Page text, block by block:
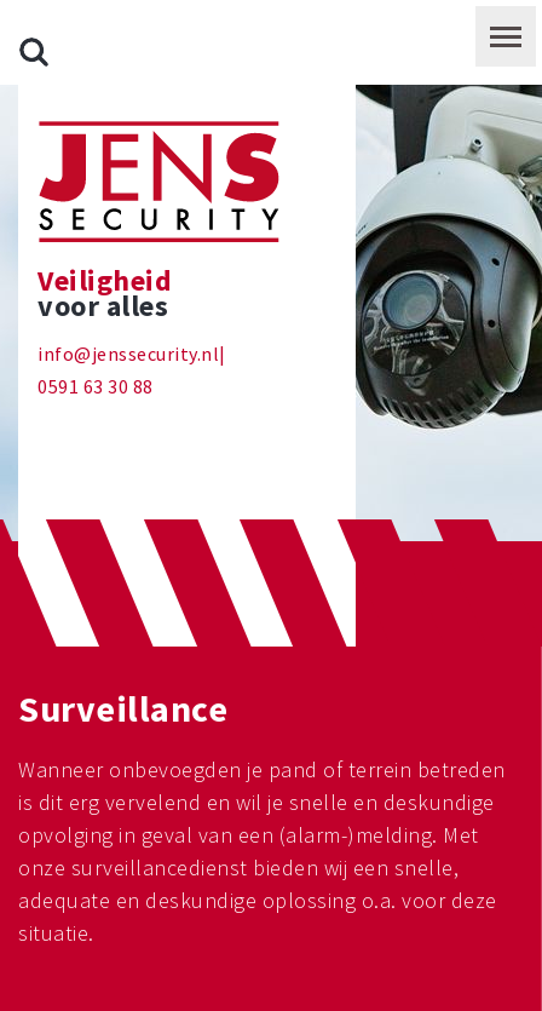
Veiligheid
voor alles
info@jenssecurity.nl|
0591 63 30 88
Surveillance
Wanneer onbevoegden je pand of terrein betreden
is dit erg vervelend en wil je snelle en deskundige
opvolging in geval van een (alarm-)melding. Met
onze surveillancedienst bieden wij een snelle,
adequate en deskundige oplossing o.a. voor deze
situatie.